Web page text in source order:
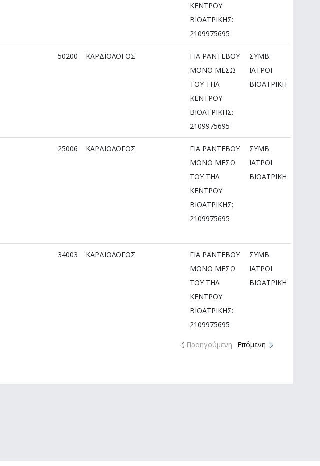
ΚΕΝΤΡΟΥ
ΒΙΟΑΤΡΙΚΗΣ:
2109975695
50200 ΚΑΡΔΙΟΛΟΓΟΣ
ΓΙΑ ΡΑΝΤΕΒΟΥ
ΜOΝΟ ΜΕΣΩ
ΤΟΥ ΤΗΛ.
ΚΕΝΤΡΟΥ
ΒΙΟΑΤΡΙΚΗΣ:
2109975695
ΣΥΜΒ.
ΙΑΤΡΟΙ
ΒΙΟΑΤΡΙΚΗ
25006 ΚΑΡΔΙΟΛΟΓΟΣ
ΓΙΑ ΡΑΝΤΕΒΟΥ
ΜOΝΟ ΜΕΣΩ
ΤΟΥ ΤΗΛ.
ΚΕΝΤΡΟΥ
ΒΙΟΑΤΡΙΚΗΣ:
2109975695
ΣΥΜΒ.
ΙΑΤΡΟΙ
ΒΙΟΑΤΡΙΚΗ
34003 ΚΑΡΔΙΟΛΟΓΟΣ
ΓΙΑ ΡΑΝΤΕΒΟΥ
ΜOΝΟ ΜΕΣΩ
ΤΟΥ ΤΗΛ.
ΚΕΝΤΡΟΥ
ΒΙΟΑΤΡΙΚΗΣ:
2109975695
ΣΥΜΒ.
ΙΑΤΡΟΙ
ΒΙΟΑΤΡΙΚΗ
Προηγούμενη Επόμενη